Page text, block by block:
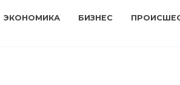
ЭКОНОМИКА БИЗНЕС